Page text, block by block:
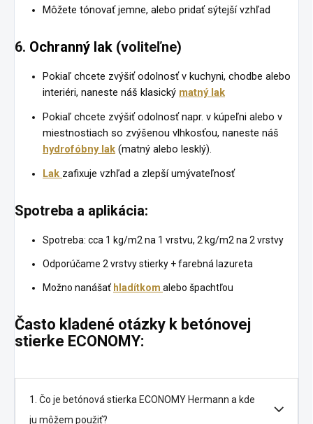
Môžete tónovať jemne, alebo pridať sýtejší vzhľad
6. Ochranný lak (voliteľne)
Pokiaľ chcete zvýšiť odolnosť v kuchyni, chodbe alebo
interiéri, naneste náš klasický matný lak
Pokiaľ chcete zvýšiť odolnosť napr. v kúpeľni alebo v
miestnostiach so zvýšenou vlhkosťou, naneste náš
hydrofóbny lak (matný alebo lesklý).
Lak zafixuje vzhľad a zlepší umývateľnosť
Spotreba a aplikácia:
Spotreba: cca 1 kg/m2 na 1 vrstvu, 2 kg/m2 na 2 vrstvy
Odporúčame 2 vrstvy stierky + farebná lazureta
Možno nanášať hladítkom alebo špachtľou
Často kladené otázky k betónovej
stierke ECONOMY:
1. Čo je betónová stierka ECONOMY Hermann a kde
ju môžem použiť?